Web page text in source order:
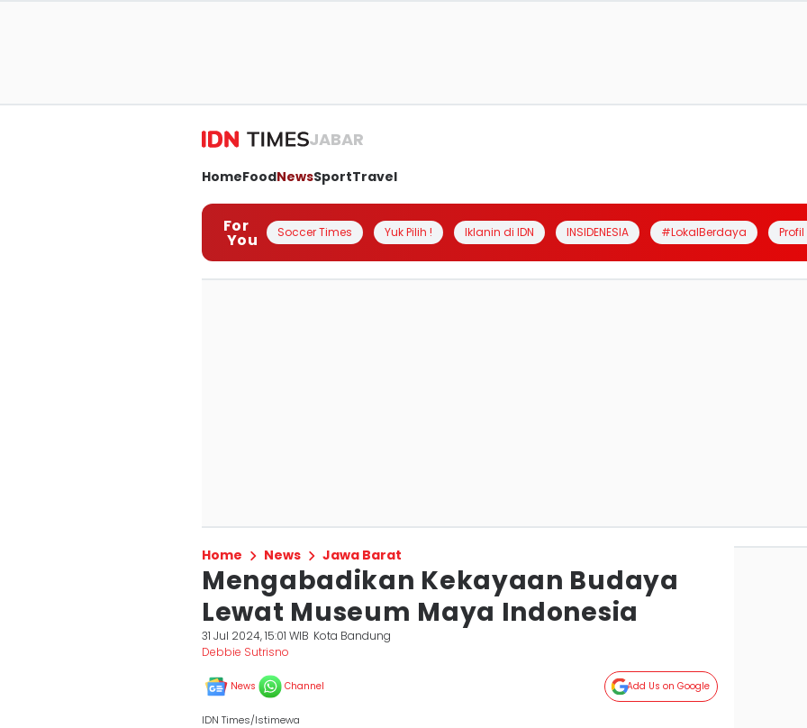
JABAR
HomeFoodNewsSportTravel
For
You Soccer Times Yuk Pilih ! Iklanin di IDN INSIDENESIA #LokalBerdaya
Home News Jawa Barat
Mengabadikan Kekayaan Budaya
Lewat Museum Maya Indonesia
31 Jul 2024, 15:01 WIB Kota Bandung
Debbie Sutrisno
News Channel Add Us on Google
IDN Times/Istimewa